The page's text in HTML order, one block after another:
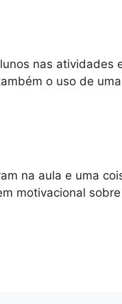
nas atividades
o uso de
na aula e uma
motivacional